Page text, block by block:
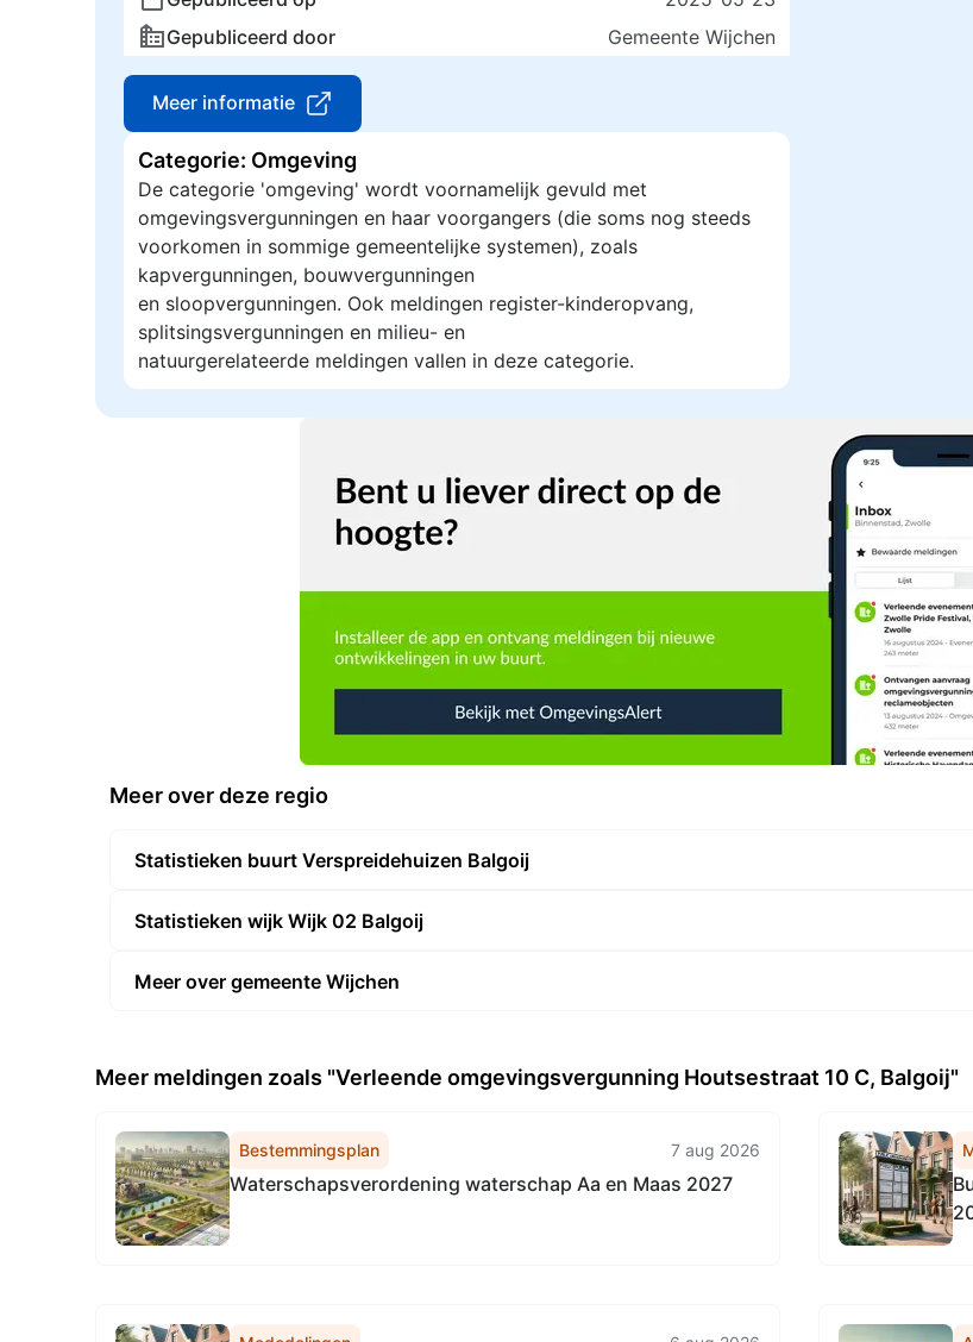
Gepubliceerd door
Gemeente Wijchen
Meer informatie
Categorie: Omgeving
De categorie 'omgeving' wordt voornamelijk gevuld met
omgevingsvergunningen en haar voorgangers (die soms nog steeds
voorkomen in sommige gemeentelijke systemen), zoals
kapvergunningen, bouwvergunningen
en sloopvergunningen. Ook meldingen register-kinderopvang,
splitsingsvergunningen en milieu- en
natuurgerelateerde meldingen vallen in deze categorie.
Meer over deze regio
Statistieken buurt Verspreidehuizen Balgoij
Statistieken wijk Wijk 02 Balgoij
Meer over gemeente Wijchen
Meer meldingen zoals "Verleende omgevingsvergunning Houtsestraat 10 C, Balgoij"
Bestemmingsplan 7 aug 2026
Waterschapsverordening waterschap Aa en Maas 2027